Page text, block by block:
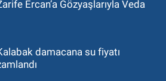
Ercan’a Gözyaşlarıyla Veda
damacana su fiyatı